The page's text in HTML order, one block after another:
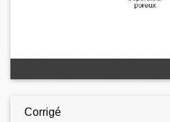
Corrigé